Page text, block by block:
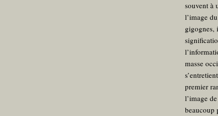
souvent à
l’image
gigognes,
masse
premier
l’image
beaucoup